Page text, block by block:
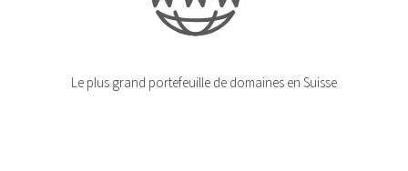
Le plus grand portefeuille de domaines en Suisse